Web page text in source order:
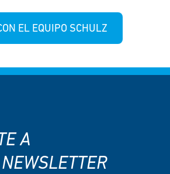
EL EQUIPO SCHULZ
A